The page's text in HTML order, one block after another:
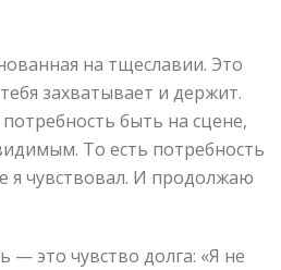
на тщеславии. Это
захватывает и держит.
быть на сцене,
То есть потребность
я чувствовал. И продолжаю
— это чувство долга: «Я не